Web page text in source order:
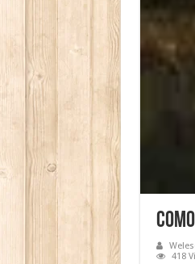
418